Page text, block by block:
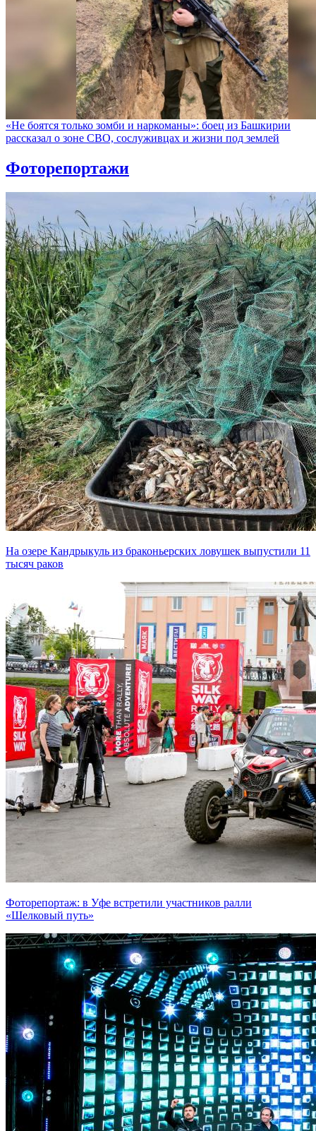
«Не боятся только зомби и наркоманы»: боец из Башкирии
рассказал о зоне СВО, сослуживцах и жизни под землей
Фоторепортажи
На озере Кандрыкуль из браконьерских ловушек выпустили 11
тысяч раков
Фоторепортаж: в Уфе встретили участников ралли
«Шелковый путь»